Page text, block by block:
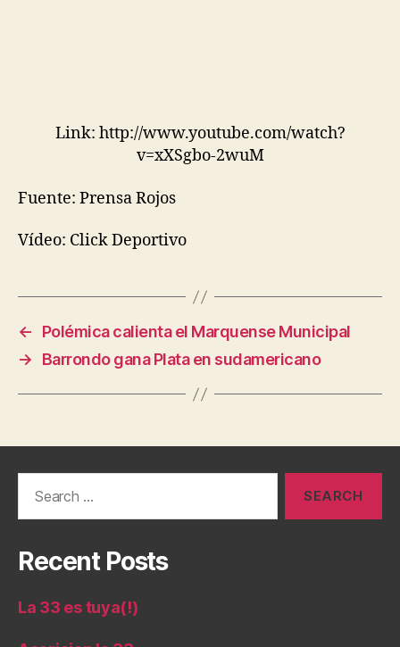
Link: http://www.youtube.com/watch?
v=xXSgbo-2wuM
Fuente: Prensa Rojos
Vídeo: Click Deportivo
←
Polémica calienta el Marquense Municipal
→
Barrondo gana Plata en sudamericano
Recent Posts
La 33 es tuya(!)